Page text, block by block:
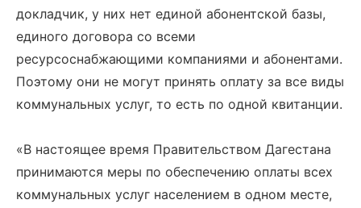
докладчик, у них нет единой абонентской базы,
единого договора со всеми
ресурсоснабжающими компаниями и абонентами.
Поэтому они не могут принять оплату за все виды
коммунальных услуг, то есть по одной квитанции.
«В настоящее время Правительством Дагестана
принимаются меры по обеспечению оплаты всех
коммунальных услуг населением в одном месте,